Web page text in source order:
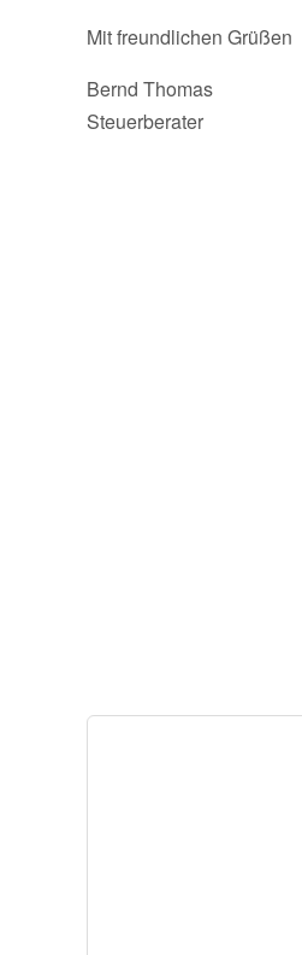
Mit freundlichen Grüßen
Bernd Thomas
Steuerberater